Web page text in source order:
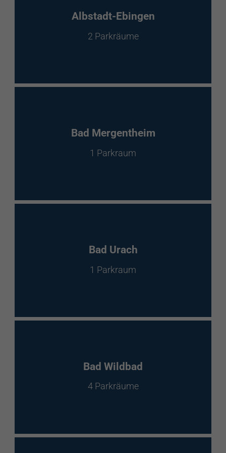
EnBW Mobility
Spontanladen
Albstadt-Ebingen
2 Parkräume
Bad Mergentheim
1 Parkraum
Bad Urach
1 Parkraum
Bad Wildbad
4 Parkräume